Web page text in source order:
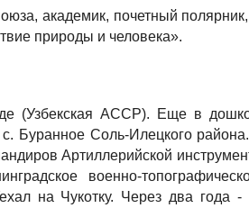
академик, почетный
природы и человека».
(Узбекская АССР). Еще в
Буранное Соль-Илецкого
Артиллерийской
военно-
на Чукотку. Через два